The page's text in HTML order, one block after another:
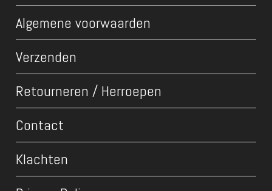
Algemene voorwaarden
Verzenden
Retourneren / Herroepen
Contact
Klachten